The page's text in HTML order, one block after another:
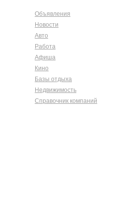
Объявления
Новости
Авто
Работа
Афиша
Кино
Базы отдыха
Недвижимость
Справочник компаний